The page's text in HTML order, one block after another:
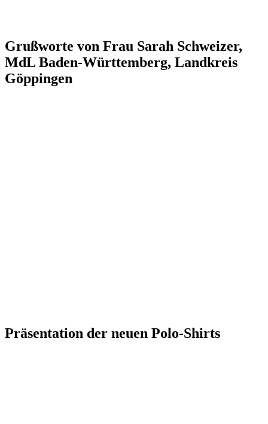
Grußworte von Frau Sarah Schweizer,
MdL Baden-Württemberg, Landkreis
Göppingen
Präsentation der neuen Polo-Shirts